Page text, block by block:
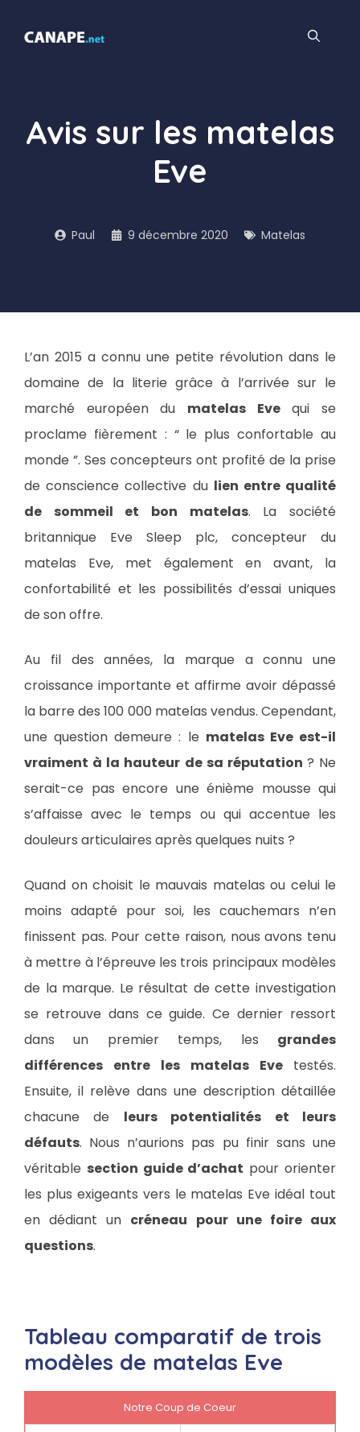
contenu
Avis sur les matelas
Eve
Paul 9 décembre 2020 Matelas
L’an 2015 a connu une petite révolution dans le
domaine de la literie grâce à l’arrivée sur le
marché européen du matelas Evequi se
proclame fièrement : “ le plus confortable au
monde ”. Ses concepteurs ont profité de la prise
de conscience collective du lien entre qualité
de sommeil et bon matelas. La société
britannique Eve Sleep plc, concepteur du
matelas Eve, met également en avant, la
confortabilité et les possibilités d’essai uniques
de son offre.
Au fil des années, la marque a connu une
croissance importante et affirme avoir dépassé
la barre des 100 000 matelas vendus. Cependant,
une question demeure : le matelas Eve est-il
vraiment à la hauteur de sa réputation ? Ne
serait-ce pas encore une énième mousse qui
s’affaisse avec le temps ou qui accentue les
douleurs articulaires après quelques nuits ?
Quand on choisit le mauvais matelas ou celui le
moins adapté pour soi, les cauchemars n’en
finissent pas. Pour cette raison, nous avons tenu
à mettre à l’épreuve les trois principaux modèles
de la marque. Le résultat de cette investigation
se retrouve dans ce guide. Ce dernier ressort
dans un premier temps, les grandes
différences entre les matelas Eve testés.
Ensuite, il relève dans une description détaillée
chacune de leurs potentialités et leurs
défauts. Nous n’aurions pas pu finir sans une
véritable section guide d’achat pour orienter
les plus exigeants vers le matelas Eve idéal tout
en dédiant un créneau pour une foire aux
questions.
Tableau comparatif de trois
modèles de matelas Eve
Notre Coup de Coeur